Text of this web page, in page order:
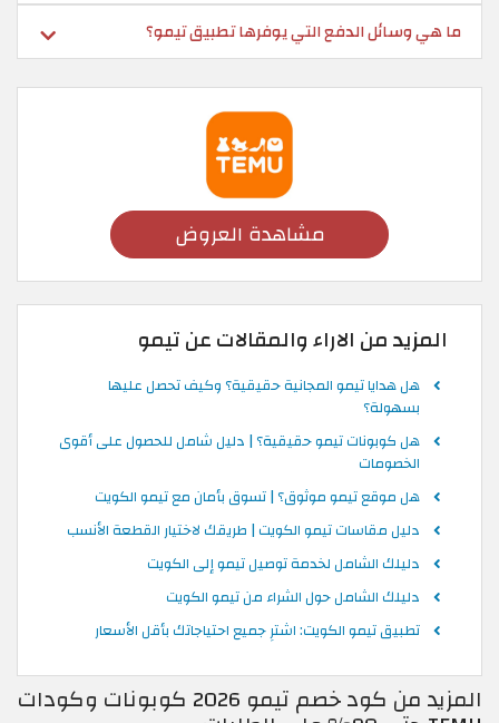
ما هي وسائل الدفع التي يوفرها تطبيق تيمو؟
مشاهدة العروض
المزيد من الاراء والمقالات عن تيمو
هل هدايا تيمو المجانية حقيقية؟ وكيف تحصل عليها
بسهولة؟
هل كوبونات تيمو حقيقية؟ | دليل شامل للحصول على أقوى
الخصومات
هل موقع تيمو موثوق؟ | تسوق بأمان مع تيمو الكويت
دليل مقاسات تيمو الكويت | طريقك لاختيار القطعة الأنسب
دليلك الشامل لخدمة توصيل تيمو إلى الكويت
دليلك الشامل حول الشراء من تيمو الكويت
تطبيق تيمو الكويت: اشترِ جميع احتياجاتك بأقل الأسعار
المزيد من كود خصم تيمو 2026 كوبونات وكودات